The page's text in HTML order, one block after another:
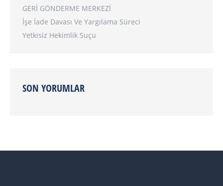
GERİ GÖNDERME MERKEZİ
İşe İade Davası Ve Yargılama Süreci
Yetkisiz Hekimlik Suçu
SON YORUMLAR